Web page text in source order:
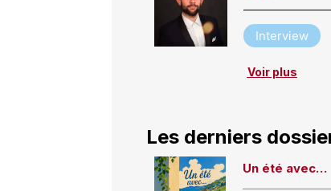
Interview
Voir plus
Les derniers
Un été avec…